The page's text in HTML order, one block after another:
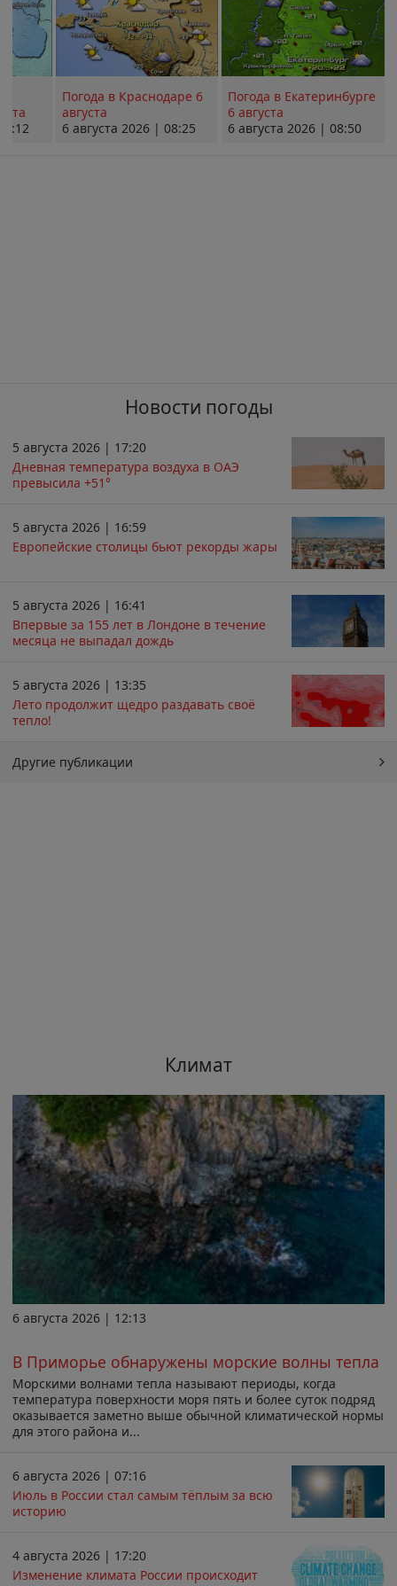
Погода в Краснодаре 6
августа
6 августа 2026 | 08:25
Погода в Екатеринбурге
6 августа
6 августа 2026 | 08:50
Новости погоды
5 августа 2026 | 17:20
Дневная температура воздуха в ОАЭ
превысила +51°
5 августа 2026 | 16:59
Европейские столицы бьют рекорды жары
5 августа 2026 | 16:41
Впервые за 155 лет в Лондоне в течение
месяца не выпадал дождь
5 августа 2026 | 13:35
Лето продолжит щедро раздавать своё
тепло!
Другие публикации
Климат
6 августа 2026 | 12:13
В Приморье обнаружены морские волны тепла
Морскими волнами тепла называют периоды, когда
температура поверхности моря пять и более суток подряд
оказывается заметно выше обычной климатической нормы
для этого района и...
6 августа 2026 | 07:16
Июль в России стал самым тёплым за всю
историю
4 августа 2026 | 17:20
Изменение климата России происходит